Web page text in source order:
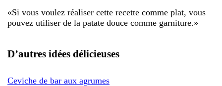
«Si vous voulez réaliser cette recette comme plat, vous
pouvez utiliser de la patate douce comme garniture.»
D’autres idées délicieuses
Ceviche de bar aux agrumes